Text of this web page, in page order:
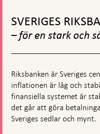
toppnavigation
SVERIGES
– för en stark och
Riksbanken är Sveriges
inflationen är låg och
finansiella systemet är
det går att göra
Sveriges sedlar och mynt.